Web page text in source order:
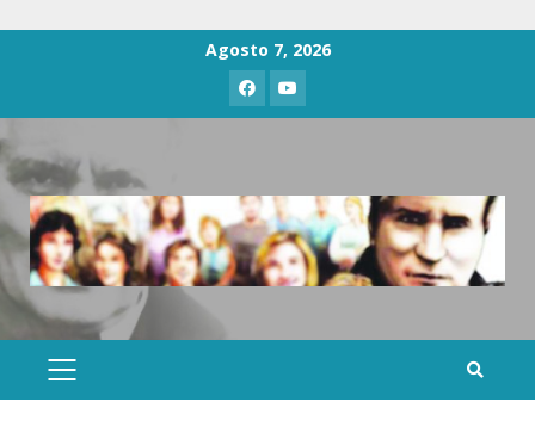
Agosto 7, 2026